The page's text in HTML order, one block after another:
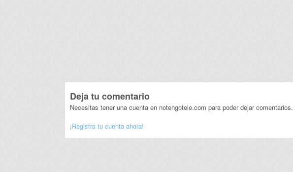
Deja tu comentario
Necesitas tener una cuenta en notengotele.com para poder dejar comentarios.
¡Registra tu cuenta ahora!